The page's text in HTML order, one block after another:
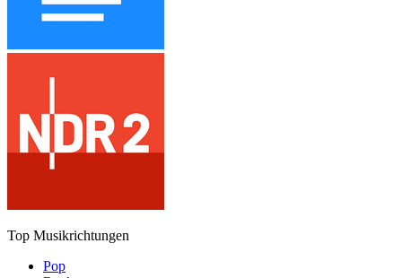
Top Musikrichtungen
Pop